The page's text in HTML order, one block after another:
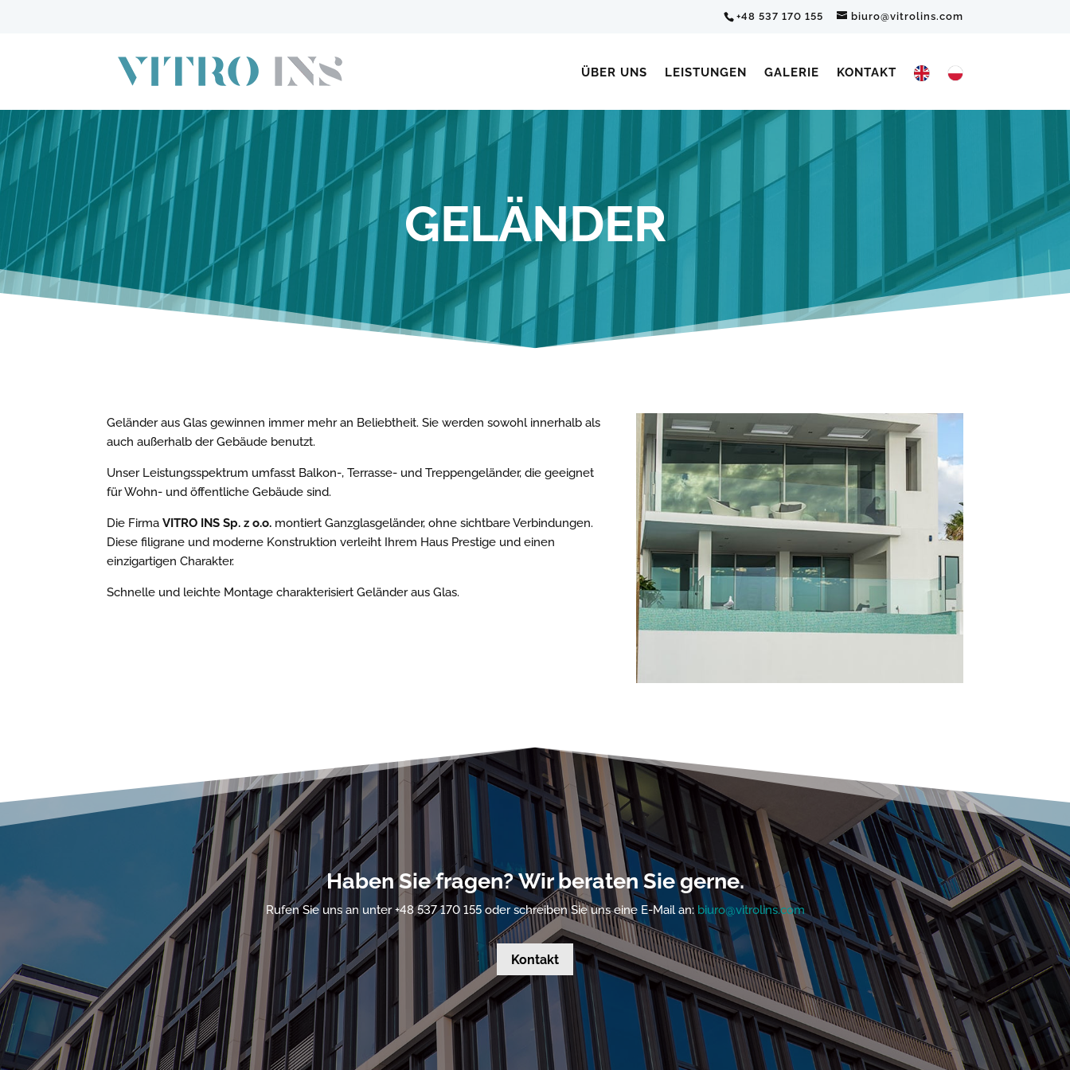
+48 537 170 155 biuro@vitrolins.com
ÜBER UNS LEISTUNGEN GALERIE KONTAKT
GELÄNDER
​Geländer aus Glas gewinnen immer mehr an Beliebtheit. Sie werden sowohl innerhalb als
auch außerhalb der Gebäude benutzt.
Unser Leistungsspektrum umfasst Balkon-, Terrasse- und Treppengeländer, die geeignet
für Wohn- und öffentliche Gebäude sind.
Die FirmaVITRO INS Sp. z o.o. montiert Ganzglasgeländer, ohne sichtbare Verbindungen.
Diese filigrane und moderne Konstruktion verleiht Ihrem Haus Prestige und einen
einzigartigen Charakter.
Schnelle und leichte Montage charakterisiert Geländer aus Glas.
Haben Sie fragen? Wir beraten Sie gerne.
Rufen Sie uns an unter +48 537 170 155 oder schreiben Sie uns eine E-Mail an: biuro@vitrolins.com
Kontakt